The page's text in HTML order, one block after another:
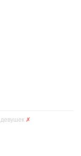
девушек ✗